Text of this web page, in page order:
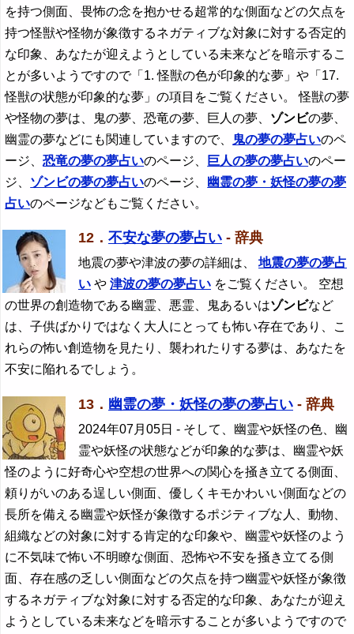
を持つ側面、畏怖の念を抱かせる超常的な側面などの欠点を
持つ怪獣や怪物が象徴するネガティブな対象に対する否定的
な印象、あなたが迎えようとしている未来などを暗示するこ
とが多いようですので「1. 怪獣の色が印象的な夢」や「17.
怪獣の状態が印象的な夢」の項目をご覧ください。 怪獣の夢
や怪物の夢は、鬼の夢、恐竜の夢、巨人の夢、 ゾンビの夢、
幽霊の夢などにも関連していますので、
鬼の夢の夢占いのペ
ージ、恐竜の夢の夢占いのページ、 巨人の夢の夢占いのペー
ジ、 ゾンビの夢の夢占いのページ、
幽霊の夢・妖怪の夢の夢
占いのページなどもご覧ください。
12． 不安な夢の夢占い - 辞典
地震の夢や津波の夢の詳細は、 地震の夢の夢占
い や 津波の夢の夢占い をご覧ください。 空想
の世界の創造物である幽霊、悪霊、鬼あるいはゾンビなど
は、子供ばかりではなく大人にとっても怖い存在であり、こ
れらの怖い創造物を見たり、襲われたりする夢は、あなたを
不安に陥れるでしょう。
13． 幽霊の夢・妖怪の夢の夢占い - 辞典
2024年07月05日 - そして、幽霊や妖怪の色、幽
霊や妖怪の状態などが印象的な夢は、幽霊や妖
怪のように好奇心や空想の世界への関心を掻き立てる側面、
頼りがいのある逞しい側面、優しくキモかわいい側面などの
長所を備える幽霊や妖怪が象徴するポジティブな人、動物、
組織などの対象に対する肯定的な印象や、幽霊や妖怪のよう
に不気味で怖い不明瞭な側面、恐怖や不安を掻き立てる側
面、存在感の乏しい側面などの欠点を持つ幽霊や妖怪が象徴
するネガティブな対象に対する否定的な印象、あなたが迎え
ようとしている未来などを暗示することが多いようですので